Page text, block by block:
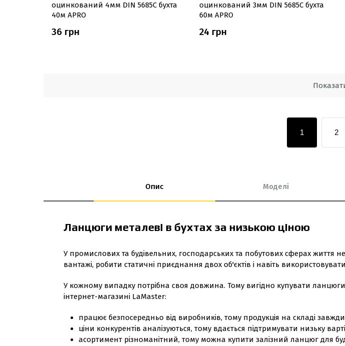
оцинкований 4мм DIN 5685C бухта
40м APRO
36 грн
оцинкований 3мм DIN 5685C бухта
60м APRO
24 грн
1 2
Опис Моделі
Ланцюги металеві в бухтах за низькою ціною
У промислових та будівельних, господарських та побутових сферах життя
вантажі, робити статичні приєднання двох об'єктів і навіть
У кожному випадку потрібна своя довжина. Тому вигідно купувати
інтернет-магазині LaMaster:
працює безпосередньо від виробників, тому продукція на складі завжди
ціни конкурентів аналізуються, тому вдається підтримувати низьку
асортимент різноманітний, тому можна купити залізний ланцюг для